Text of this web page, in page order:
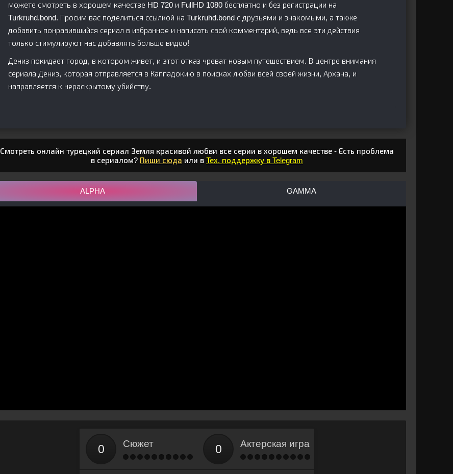
можете смотреть в хорошем качестве HD 720 и FullHD 1080 бесплатно и без регистрации на
Turkruhd.bond. Просим вас поделиться ссылкой на Turkruhd.bond с друзьями и знакомыми, а также
добавить понравившийся сериал в избранное и написать свой комментарий, ведь все эти действия
только стимулируют нас добавлять больше видео!
Дениз покидает город, в котором живет, и этот отказ чреват новым путешествием. В центре внимания
сериала Дениз, которая отправляется в Каппадокию в поисках любви всей своей жизни, Архана, и
направляется к нераскрытому убийству.
Смотреть онлайн турецкий сериал Земля красивой любви все серии в хорошем качестве - Есть проблема
в сериалом? Пиши сюда или в Тех. поддержку в Telegram
ALPHA GAMMA
Сюжет Актерская игра